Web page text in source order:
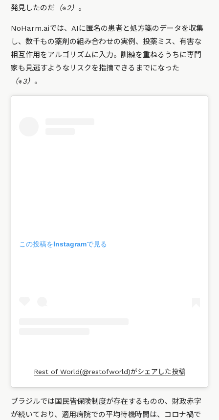
発見したのだ （※2） 。
NoHarm.aiでは、AIに匿名の患者と処方箋のデータを収集
し、数千もの薬剤の組み合わせの実例、投薬ミス、有害な
相互作用をアルゴリズムに入力。訓練を重ねるうちに専門
家も見逃すようなリスクを指摘できるまでになった
（※3） 。
この投稿をInstagramで見る
Rest of World(@restofworld)がシェアした投稿
ブラジルでは国民皆保険制度が存在するものの、財政赤字
が続いており、適用病院での平均待機時間は、コロナ禍で